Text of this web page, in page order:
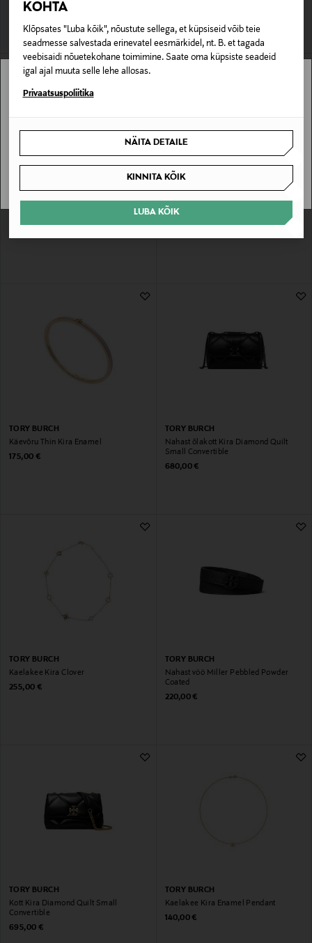
KOHTA
Klõpsates "Luba kõik", nõustute sellega, et küpsiseid võib teie
seadmesse salvestada erinevatel eesmärkidel, nt. B. et tagada
veebisaidi nõuetekohane toimimine. Saate oma küpsiste seadeid
igal ajal muuta selle lehe allosas.
Privaatsuspoliitika
NÄITA DETAILE
KINNITA KÕIK
LUBA KÕIK
Original Price
230,00 €
Õlakott Fleming Soft Large Crossbody
Original Price
595,00 €
TORY BURCH
Käevõru Thin Kira Enamel
Original Price
175,00 €
TORY BURCH
Nahast õlakott Kira Diamond Quilt
Small Convertible
Original Price
680,00 €
TORY BURCH
Kaelakee Kira Clover
Original Price
255,00 €
TORY BURCH
Nahast vöö Miller Pebbled Powder
Coated
Original Price
220,00 €
TORY BURCH
Kott Kira Diamond Quilt Small
Convertible
Original Price
695,00 €
TORY BURCH
Kaelakee Kira Enamel Pendant
Original Price
140,00 €
Stockmann pole Sinu riigis saadaval.
SAAN ARU